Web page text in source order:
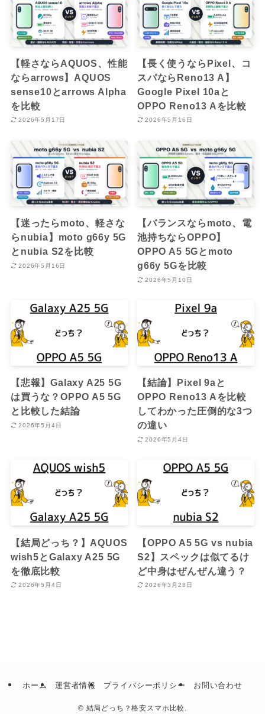
【軽さならAQUOS、性能
ならarrows】AQUOS
sense10とarrows Alpha
を比較
2026年5月17日
【長く使うならPixel、コ
スパならReno13 A】
Google Pixel 10aと
OPPO Reno13 Aを比較
2026年5月16日
【迷ったらmoto、軽さな
らnubia】moto g66y 5G
とnubia S2を比較
2026年5月16日
【バランスならmoto、電
池持ちならOPPO】
OPPO A5 5Gとmoto
g66y 5Gを比較
2026年5月10日
【悲報】Galaxy A25 5G
は買うな？OPPO A5 5G
と比較した結論
2026年5月4日
【結論】Pixel 9aと
OPPO Reno13 Aを比較
してわかった圧倒的な3つ
の違い
2026年5月4日
【結局どっち？】AQUOS
wish5とGalaxy A25 5G
を徹底比較
2026年5月4日
【OPPO A5 5G vs nubia
S2】スペックは似てるけ
ど中身はぜんぜん違う？
2026年3月28日
ホーム 運営者情報 プライバシーポリシー お問い合わせ
© 結局どっち？格安スマホ比較.